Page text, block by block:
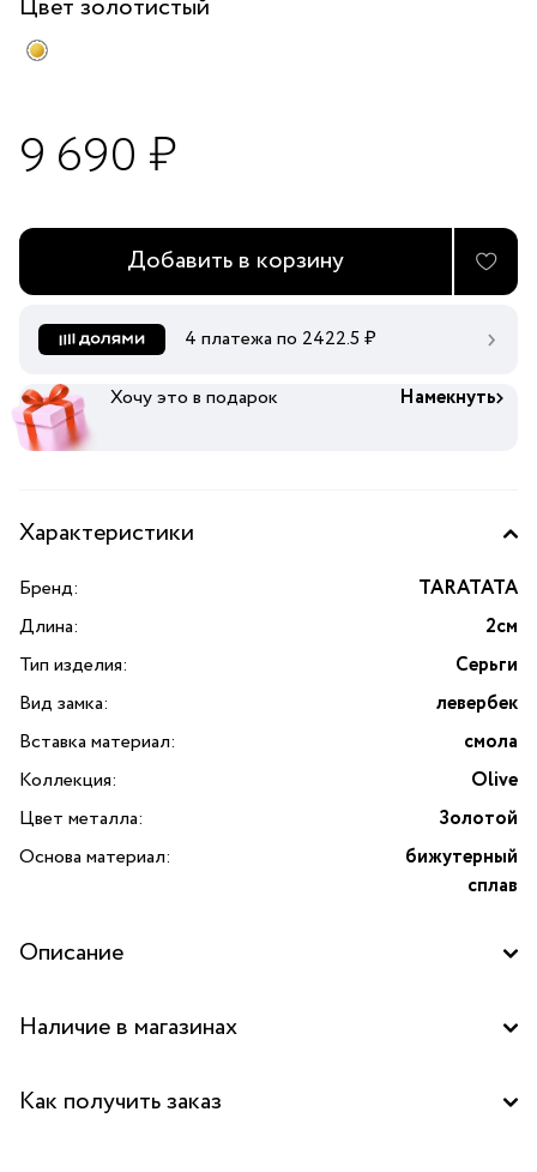
Цвет золотистый
9 690 ₽
Добавить в корзину
4 платежа по 2422.5 ₽
Хочу это в подарок Намекнуть
Характеристики
Бренд:
TARATATA
Длина:
2см
Тип изделия:
Серьги
Вид замка:
левербек
Вставка материал:
смола
Коллекция:
Olive
Цвет металла:
Золотой
Основа материал:
бижутерный
сплав
Описание
вручную от французского бренда TARATATA. Коллекция
и древней энергией земли. Серьги выполнены
Наличие в магазинах
Бутик "La Nature" в ТЦ "Метрополис", Москва
Как получить заказ